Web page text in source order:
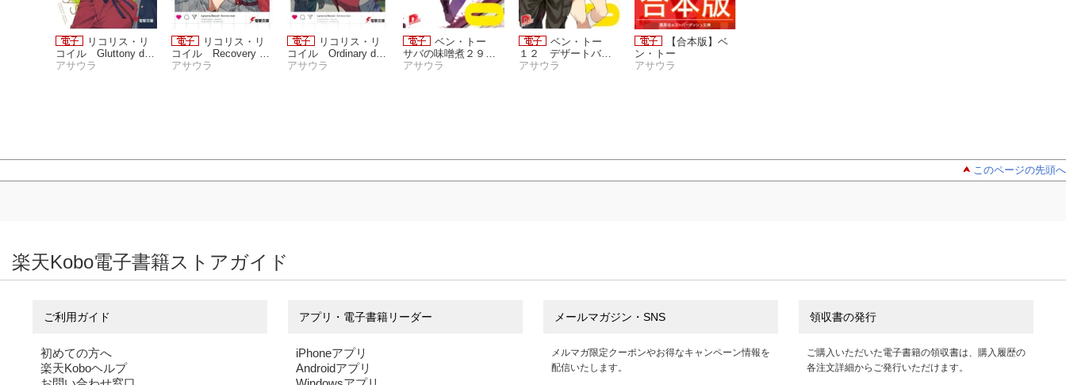
リコリス・リ
コイル Gluttony day
s
アサウラ
リコリス・リ
コイル Recovery da
ys
アサウラ
リコリス・リ
コイル Ordinary day
s
アサウラ
ベン・トー
サバの味噌煮２９０
円
アサウラ
ベン・トー
１２ デザートバイ
キングプライスレス
アサウラ
【合本版】ベ
ン・トー
アサウラ
このページの先頭へ
楽天Kobo電子書籍ストアガイド
ご利用ガイド
初めての方へ
楽天Koboヘルプ
アプリ・電子書籍リーダー
iPhoneアプリ
Androidアプリ
メールマガジン・SNS
メルマガ限定クーポンやお得なキャンペーン情報を
配信いたします。
領収書の発行
ご購入いただいた電子書籍の領収書は、購入履歴の
各注文詳細からご発行いただけます。